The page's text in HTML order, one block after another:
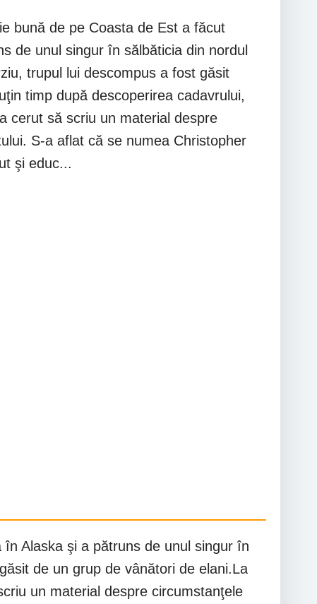
bună de pe Coasta de Est a făcut
de unul singur în sălbăticia din nordul
trupul lui descompus a fost găsit
timp după descoperirea cadavrului,
cerut să scriu un material despre
S-a aflat că se numea Christopher
şi educ...
Alaska şi a pătruns de unul singur în
de un grup de vânători de elani.La
un material despre circumstanţele